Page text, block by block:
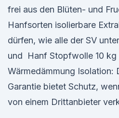
frei aus den Blüten- und
Hanfsorten isolierbare
dürfen, wie alle der SV
und Hanf Stopfwolle 10
Wärmedämmung
Garantie bietet Schutz,
von einem Drittanbieter